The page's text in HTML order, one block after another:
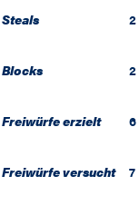
Steals 2
Blocks 2
Freiwürfe erzielt 6
Freiwürfe versucht 7